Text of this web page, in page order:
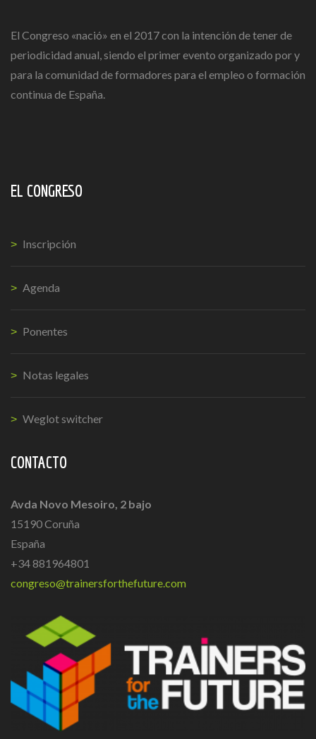
El Congreso «nació» en el 2017 con la intención de tener de
periodicidad anual, siendo el primer evento organizado por y
para la comunidad de formadores para el empleo o formación
continua de España.
EL CONGRESO
Inscripción
Agenda
Ponentes
Notas legales
Weglot switcher
CONTACTO
Avda Novo Mesoiro, 2 bajo
15190 Coruña
España
+34 881964801
congreso@trainersforthefuture.com